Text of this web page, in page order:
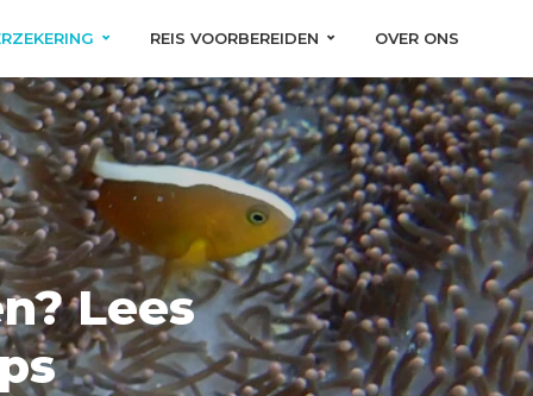
REIS VOORBEREIDEN OVER ONS
Lees